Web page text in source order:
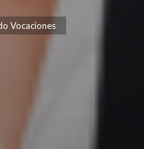
Vocaciones